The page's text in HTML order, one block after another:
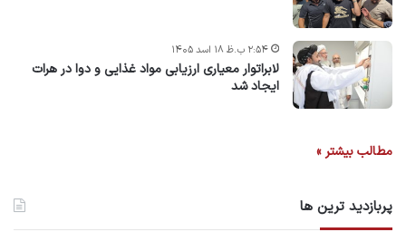
لابراتوار معیاری ارزیابی مواد غذایی و دوا در هرات
ایجاد شد
۲:۵۴ ب.ظ ۱۸ اسد ۱۴۰۵
مطالب بیشتر »
پربازدید ترین ها